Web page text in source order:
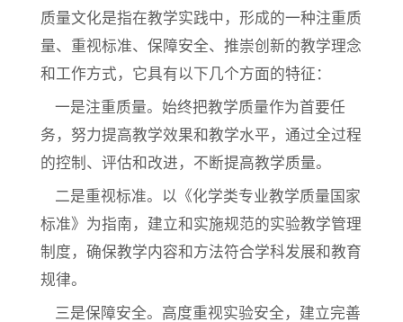
质量文化是指在教学实践中，形成的一种注重质
量、重视标准、保障安全、推崇创新的教学理念
和工作方式，它具有以下几个方面的特征：
一是注重质量。始终把教学质量作为首要任
务，努力提高教学效果和教学水平，通过全过程
的控制、评估和改进，不断提高教学质量。
二是重视标准。以《化学类专业教学质量国家
标准》为指南，建立和实施规范的实验教学管理
制度，确保教学内容和方法符合学科发展和教育
规律。
三是保障安全。高度重视实验安全，建立完善